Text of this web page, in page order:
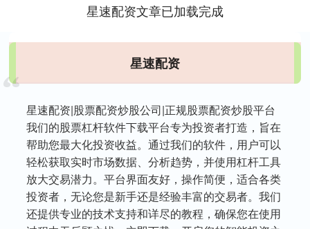
星速配资文章已加载完成
星速配资
星速配资|股票配资炒股公司|正规股票配资炒股平台
我们的股票杠杆软件下载平台专为投资者打造，旨在
帮助您最大化投资收益。通过我们的软件，用户可以
轻松获取实时市场数据、分析趋势，并使用杠杆工具
放大交易潜力。平台界面友好，操作简便，适合各类
投资者，无论您是新手还是经验丰富的交易者。我们
还提供专业的技术支持和详尽的教程，确保您在使用